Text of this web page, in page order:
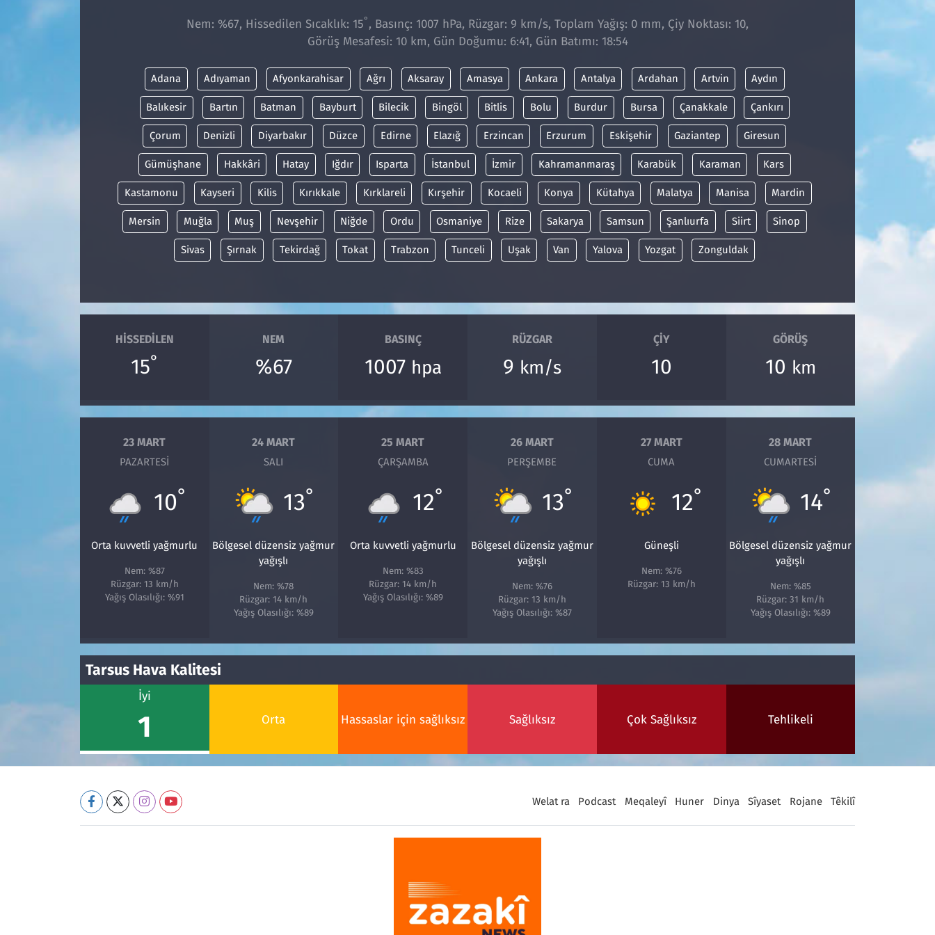
Nem: %67, Hissedilen Sıcaklık: 15° , Basınç: 1007 hPa, Rüzgar: 9 km/s, Toplam Yağış: 0 mm, Çiy Noktası: 10,
Görüş Mesafesi: 10 km, Gün Doğumu: 6:41, Gün Batımı: 18:54
Adana Adıyaman Afyonkarahisar Ağrı Aksaray Amasya Ankara Antalya Ardahan Artvin Aydın
Balıkesir Bartın Batman Bayburt Bilecik Bingöl Bitlis Bolu Burdur Bursa Çanakkale Çankırı
Çorum Denizli Diyarbakır Düzce Edirne Elazığ Erzincan Erzurum Eskişehir Gaziantep Giresun
Gümüşhane Hakkâri Hatay Iğdır Isparta İstanbul İzmir Kahramanmaraş Karabük Karaman Kars
Kastamonu Kayseri Kilis Kırıkkale Kırklareli Kırşehir Kocaeli Konya Kütahya Malatya Manisa Mardin
Mersin Muğla Muş Nevşehir Niğde Ordu Osmaniye Rize Sakarya Samsun Şanlıurfa Siirt Sinop
Sivas Şırnak Tekirdağ Tokat Trabzon Tunceli Uşak Van Yalova Yozgat Zonguldak
HISSEDILEN
15°
NEM
%67
BASINÇ
1007 hpa
RÜZGAR
9 km/s
ÇIY
10
GÖRÜŞ
10 km
23 MART
PAZARTESI
10°
Orta kuvvetli yağmurlu
Nem: %87
Rüzgar: 13 km/h
Yağış Olasılığı: %91
24 MART
SALI
13°
Bölgesel düzensiz yağmur
yağışlı
Nem: %78
Rüzgar: 14 km/h
Yağış Olasılığı: %89
25 MART
ÇARŞAMBA
12°
Orta kuvvetli yağmurlu
Nem: %83
Rüzgar: 14 km/h
Yağış Olasılığı: %89
26 MART
PERŞEMBE
13°
Bölgesel düzensiz yağmur
yağışlı
Nem: %76
Rüzgar: 13 km/h
Yağış Olasılığı: %87
27 MART
CUMA
12°
Güneşli
Nem: %76
Rüzgar: 13 km/h
28 MART
CUMARTESI
14°
Bölgesel düzensiz yağmur
yağışlı
Nem: %85
Rüzgar: 31 km/h
Yağış Olasılığı: %89
Tarsus Hava Kalitesi
İyi
1 Orta Hassaslar için sağlıksız Sağlıksız Çok Sağlıksız Tehlikeli
Welat ra Podcast Meqaleyî Huner Dinya Sîyaset Rojane Têkilî